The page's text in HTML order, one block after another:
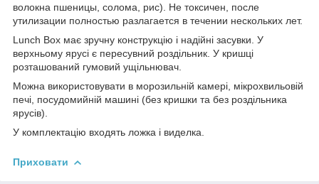
волокна пшеницы, солома, рис). Не токсичен, после
утилизации полностью разлагается в течении нескольких лет.
Lunch Box має зручну конструкцію і надійні засувки. У
верхньому ярусі є пересувний роздільник. У кришці
розташований гумовий ущільнювач.
Можна використовувати в морозильній камері, мікрохвильовій
печі, посудомийній машині (без кришки та без роздільника
ярусів).
У комплектацію входять ложка і виделка.
Приховати